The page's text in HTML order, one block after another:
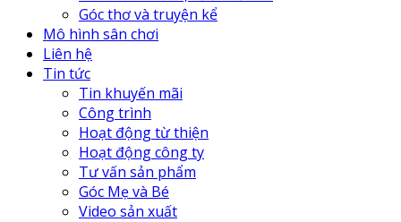
Góc thơ và truyện kể
Mô hình sân chơi
Liên hệ
Tin tức
Tin khuyến mãi
Công trình
Hoạt động từ thiện
Hoạt động công ty
Tư vấn sản phẩm
Góc Mẹ và Bé
Video sản xuất